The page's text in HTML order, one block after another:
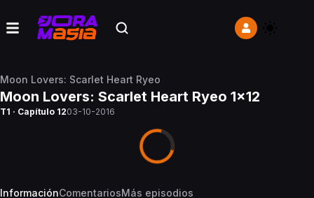
Moon Lovers: Scarlet Heart Ryeo
Moon Lovers: Scarlet Heart Ryeo 1x12
T1 · Capítulo 1203-10-2016
InformaciónComentariosMás episodios